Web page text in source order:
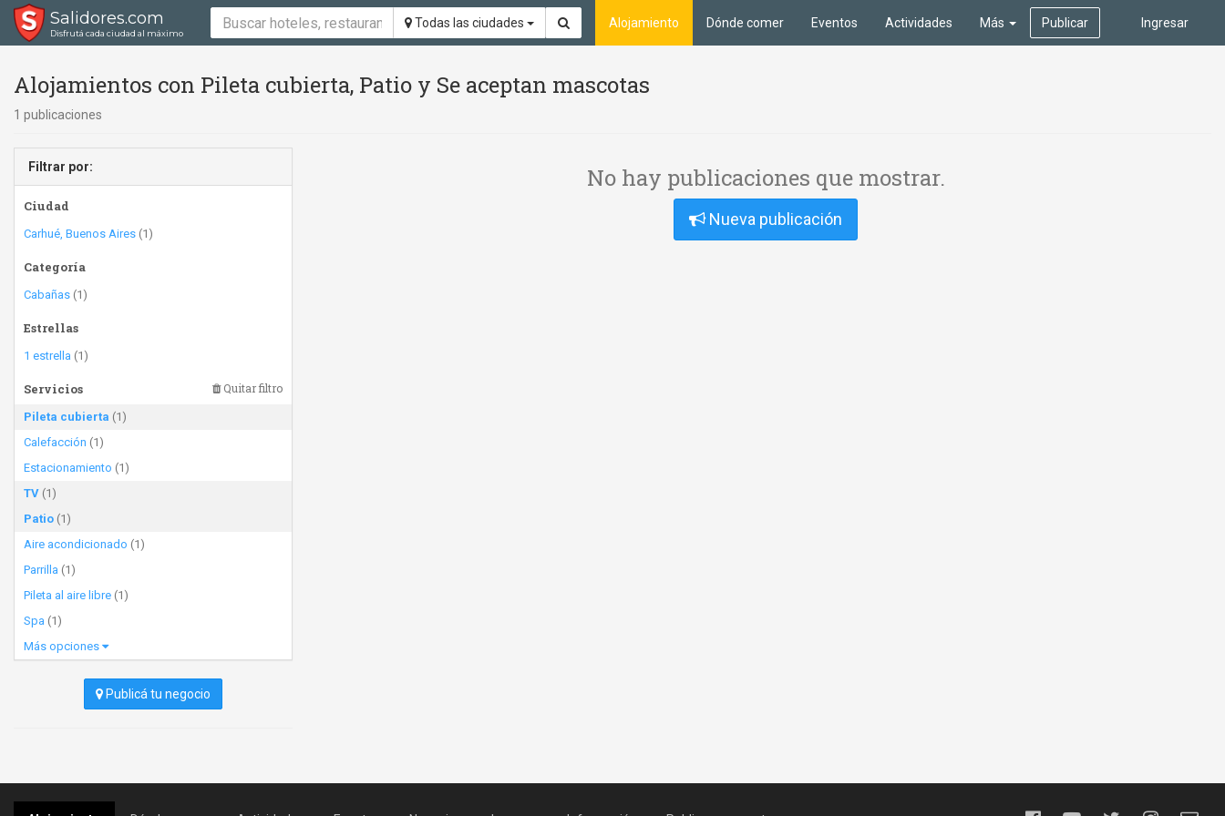
Salidores.com
Disfrutá cada ciudad al máximo
Todas las ciudades Ingresar
Alojamiento Dónde comer Eventos Actividades Más Publicar
Alojamientos con Pileta cubierta, Patio y Se aceptan mascotas
1 publicaciones
Filtrar por:
Ciudad
Carhué, Buenos Aires (1)
Categoría
Cabañas (1)
Estrellas
1 estrella (1)
Servicios Quitar filtro
Pileta cubierta (1)
Calefacción (1)
Estacionamiento (1)
TV (1)
Patio (1)
Aire acondicionado (1)
Parrilla (1)
Pileta al aire libre (1)
Spa (1)
Más opciones
Publicá tu negocio
No hay publicaciones que mostrar.
Nueva publicación